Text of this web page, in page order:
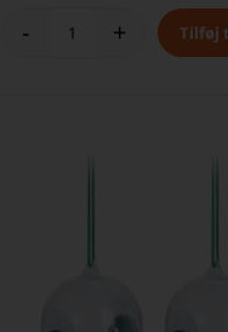
- +